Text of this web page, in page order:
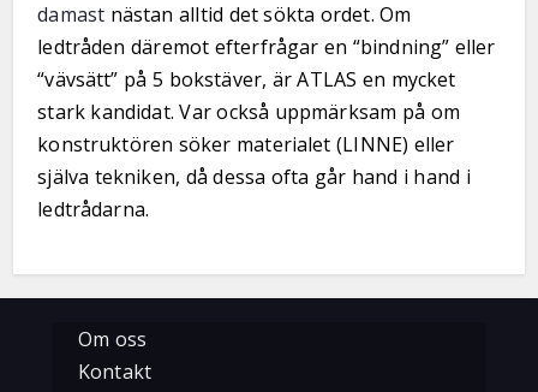
damast nästan alltid det sökta ordet. Om
ledtråden däremot efterfrågar en “bindning” eller
“vävsätt” på 5 bokstäver, är ATLAS en mycket
stark kandidat. Var också uppmärksam på om
konstruktören söker materialet (LINNE) eller
själva tekniken, då dessa ofta går hand i hand i
ledtrådarna.
Om oss
Kontakt